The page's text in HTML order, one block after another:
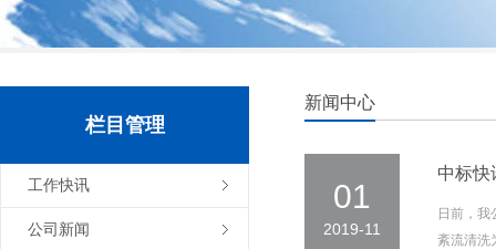
栏目管理
工作快讯
公司新闻
新闻中心
01
2019-11
中标快
日前，
紊流清洗